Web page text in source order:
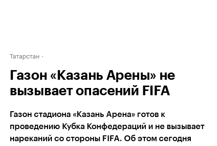
Татарстан
Газон «Казань Арены» не
вызывает опасений FIFA
Газон стадиона «Казань Арена» готов к
проведению Кубка Конфедераций и не вызывает
нареканий со стороны FIFA. Об этом сегодня